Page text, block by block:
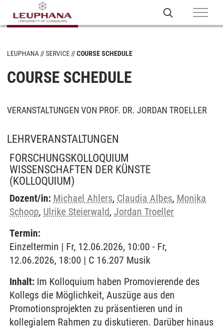
LEUPHANA SERVICE COURSE SCHEDULE
COURSE SCHEDULE
VERANSTALTUNGEN VON PROF. DR. JORDAN TROELLER
LEHRVERANSTALTUNGEN
FORSCHUNGSKOLLOQUIUM
WISSENSCHAFTEN DER KÜNSTE
(KOLLOQUIUM)
Dozent/in: Michael Ahlers, Claudia Albes, Monika
Schoop, Ulrike Steierwald, Jordan Troeller
Termin:
Einzeltermin | Fr, 12.06.2026, 10:00 - Fr,
12.06.2026, 18:00 | C 16.207 Musik
Inhalt: Im Kolloquium haben Promovierende des
Kollegs die Möglichkeit, Auszüge aus den
Promotionsprojekten zu präsentieren und in
kollegialem Rahmen zu diskutieren. Darüber hinaus